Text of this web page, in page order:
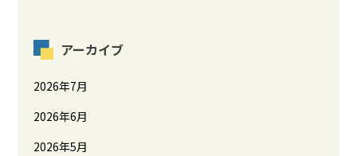
アーカイブ
2026年7月
2026年6月
2026年5月